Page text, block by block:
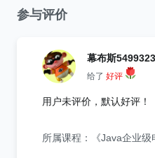
参与评价
幕布斯5499323
给了 好评
用户未评价，默认好评！
所属课程：《Java企业